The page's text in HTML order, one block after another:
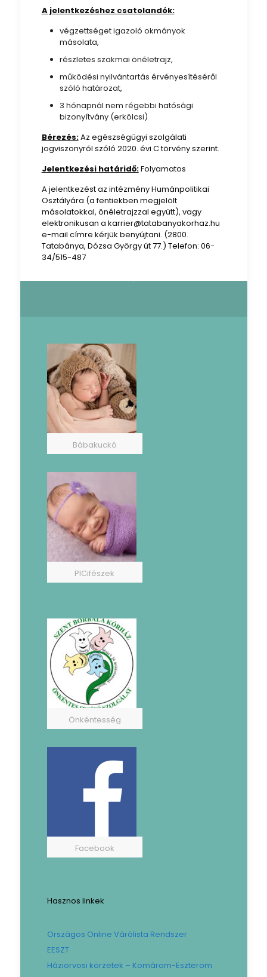
A jelentkezéshez csatolandók:
végzettséget igazoló okmányok
másolata,
részletes szakmai önéletrajz,
működési nyilvántartás érvényesítéséről
szóló határozat,
3 hónapnál nem régebbi hatósági
bizonyítvány (erkölcsi)
Bérezés:Az egészségügyi szolgálati
jogviszonyról szóló 2020. évi C törvény szerint.
Jelentkezési határidő:Folyamatos
A jelentkezést az intézmény Humánpolitikai
Osztályára (a fentiekben megjelölt
másolatokkal, önéletrajzzal együtt), vagy
elektronikusan a karrier@tatabanyakorhaz.hu
e-mail címre kérjük benyújtani. (2800.
Tatabánya, Dózsa György út 77.) Telefon: 06-
34/515-487
Bábakuckó
PICifészek
Önkéntesség
Facebook
Hasznos linkek
Országos Online Várólista Rendszer
EESZT
Háziorvosi körzetek – Komárom-Eszterom